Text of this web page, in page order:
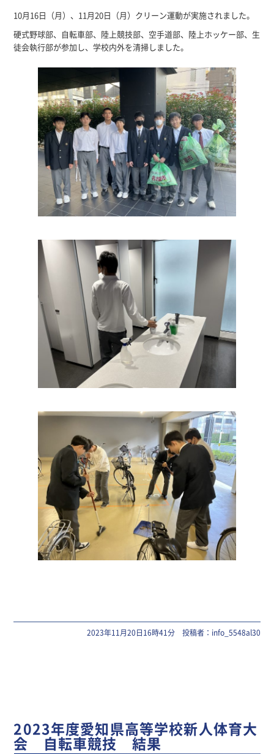
10月16日（月）、11月20日（月）クリーン運動が実施されました。
硬式野球部、自転車部、陸上競技部、空手道部、陸上ホッケー部、生
徒会執行部が参加し、学校内外を清掃しました。
2023年11月20日16時41分 投稿者：info_5548al30
2023年度愛知県高等学校新人体育大
会 自転車競技 結果